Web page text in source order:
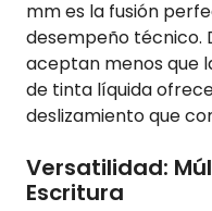
mm es la fusión
desempeño técnico.
aceptan menos que
de tinta líquida
deslizamiento que
Versatilidad:
Escritura